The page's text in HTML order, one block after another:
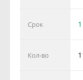
Срок
Кол-во